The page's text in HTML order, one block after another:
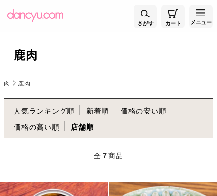
さがす カート メニュー
鹿肉
肉 鹿肉
人気ランキング順 新着順
価格の安い順
価格の高い順
店舗順
全 7 商品